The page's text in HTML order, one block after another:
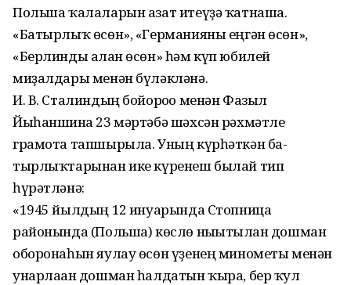
Польша ҡалаларын азат итеүҙә ҡатнаша.
«Батырлыҡ өсөн», «Германияны еңгән өсөн»,
«Берлинды алған өсөн» һәм күп юбилей
миҙалдары менән бүләкләнә.
И. В. Сталиндың бойороғо менән Фазыл
Йыһаншинға 23 мәртәбә шәхсән рәхмәтле
грамота тапшырыла. Уның күрһәткән ба-
тырлыҡтарынан ике күренеш былай тип
һүрәтләнә:
«1945 йылдың 12 ғинуарында Стопница
районында (Польша) көслө нығытылған дошман
оборонаһын яулау өсөн үҙенең минометы менән
унарлаған дошман һалдатын ҡыра, бер ҡул